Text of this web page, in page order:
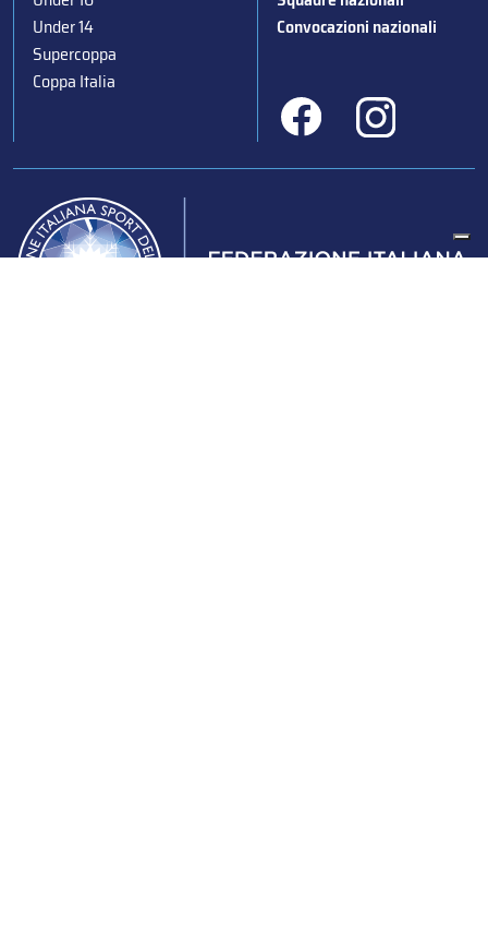
Under 14
Supercoppa
Coppa Italia
Convocazioni nazionali